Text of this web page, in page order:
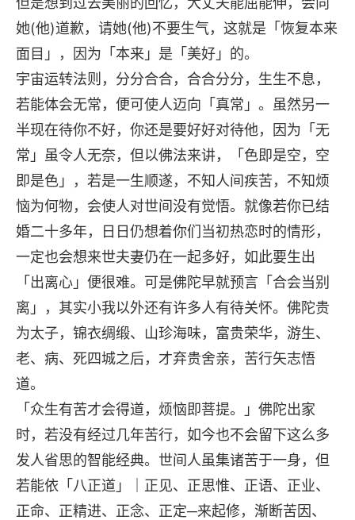
她(他)道歉，请她(他)不要生气，这就是「恢复本来
面目」，因为「本来」是「美好」的。
宇宙运转法则，分分合合，合合分分，生生不息，
若能体会无常，便可使人迈向「真常」。虽然另一
半现在待你不好，你还是要好好对待他，因为「无
常」虽令人无奈，但以佛法来讲，「色即是空，空
即是色」，若是一生顺遂，不知人间疾苦，不知烦
恼为何物，会使人对世间没有觉悟。就像若你已结
婚二十多年，日日仍想着你们当初热恋时的情形，
一定也会想来世夫妻仍在一起多好，如此要生出
「出离心」便很难。可是佛陀早就预言「合会当别
离」，其实小我以外还有许多人有待关怀。佛陀贵
为太子，锦衣绸缎、山珍海味，富贵荣华，游生、
老、病、死四城之后，才弃贵舍亲，苦行矢志悟
道。
「众生有苦才会得道，烦恼即菩提。」佛陀出家
时，若没有经过几年苦行，如今也不会留下这么多
发人省思的智能经典。世间人虽集诸苦于一身，但
若能依「八正道」｜正见、正思惟、正语、正业、
正命、正精进、正念、正定─来起修，渐断苦因、